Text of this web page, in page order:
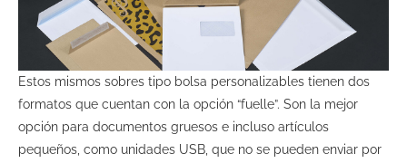
Estos mismos sobres tipo bolsa personalizables tienen dos
formatos que cuentan con la opción “fuelle”. Son la mejor
opción para documentos gruesos e incluso artículos
pequeños, como unidades USB, que no se pueden enviar por